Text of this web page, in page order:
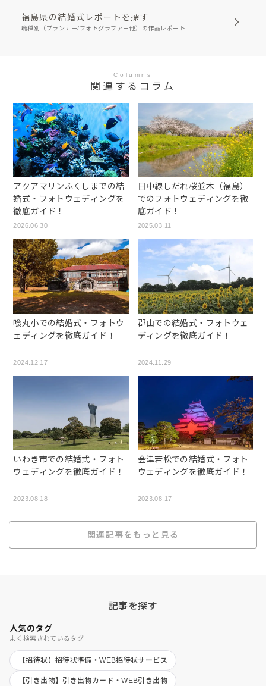
福島県の結婚式レポートを探す
職種別（プランナー/フォトグラファー他）の作品レポート
Columns
関連するコラム
アクアマリンふくしまでの結
婚式・フォトウェディングを
徹底ガイド！
2026.06.30
日中線しだれ桜並木（福島）
でのフォトウェディングを徹
底ガイド！
2025.03.11
喰丸小での結婚式・フォトウ
ェディングを徹底ガイド！
2024.12.17
郡山での結婚式・フォトウェ
ディングを徹底ガイド！
2024.11.29
いわき市での結婚式・フォト
ウェディングを徹底ガイド！
2023.08.18
会津若松での結婚式・フォト
ウェディングを徹底ガイド！
2023.08.17
関連記事をもっと見る
記事を探す
人気のタグ
よく検索されているタグ
【招待状】招待状準備・WEB招待状サービス
【引き出物】引き出物カード・WEB引き出物